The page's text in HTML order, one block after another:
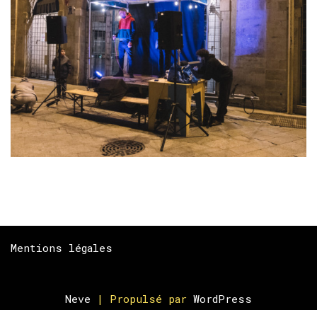
Mentions légales
Neve | Propulsé par WordPress